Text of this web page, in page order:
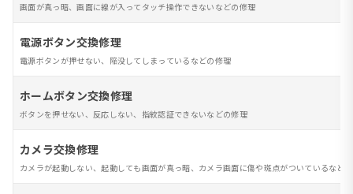
画面が真っ暗、画面に線が入ってタッチ操作できないなどの修理
電源ボタン交換修理
電源ボタンが押せない、陥没してしまっているなどの修理
ホームボタン交換修理
ボタンを押せない、反応しない、指紋認証できないなどの修理
カメラ交換修理
カメラが起動しない、起動しても画面が真っ暗、カメラ画面に傷や斑点がついているなど